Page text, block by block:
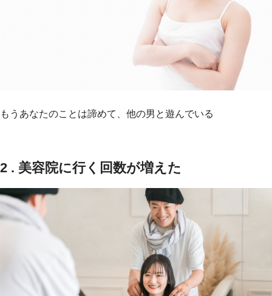
もうあなたのことは諦めて、他の男と遊んでいる
2 . 美容院に行く回数が増えた